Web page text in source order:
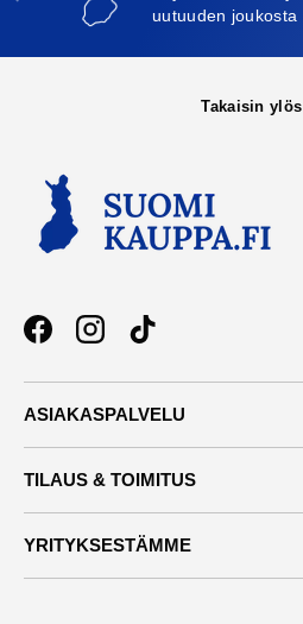
uutuuden joukosta
Takaisin ylös
FacebookInstagramTikTok
ASIAKASPALVELU
TILAUS & TOIMITUS
YRITYKSESTÄMME